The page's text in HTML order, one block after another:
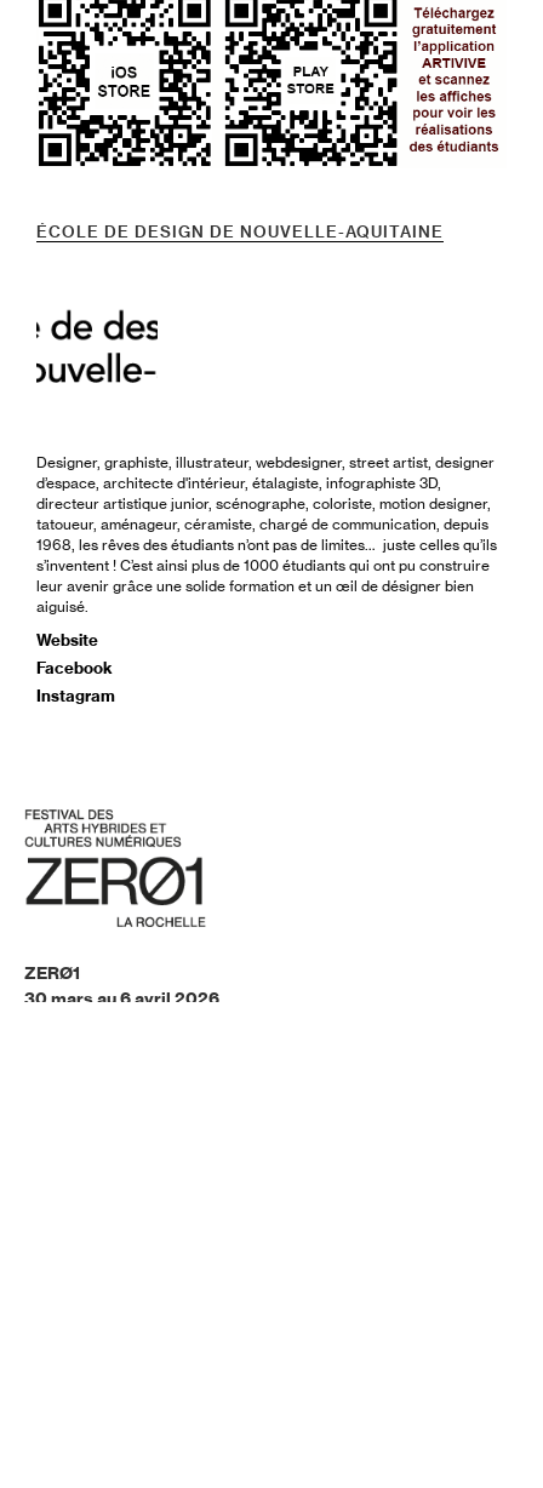
ÉCOLE DE DESIGN DE NOUVELLE-AQUITAINE
Designer, graphiste, illustrateur, webdesigner, street artist, designer
d’espace, architecte d'intérieur, étalagiste, infographiste 3D,
directeur artistique junior, scénographe, coloriste, motion designer,
tatoueur, aménageur, céramiste, chargé de communication, depuis
1968, les rêves des étudiants n’ont pas de limites… juste celles qu’ils
s’inventent ! C’est ainsi plus de 1000 étudiants qui ont pu construire
leur avenir grâce une solide formation et un œil de désigner bien
aiguisé.
Website
Facebook
Instagram
ZERØ1
30 mars au 6 avril 2026